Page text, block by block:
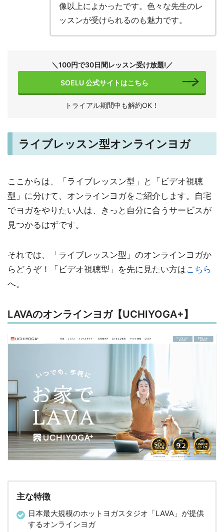
像以上によかったです。色々な先生のレ
ッスンが受けられるのも魅力です。
＼100円で30日間レッスン受け放題!／
SOELU 公式サイトはこちら
トライアル期間中も解約OK！
ライブレッスン型オンラインヨガ
ここからは、「ライブレッスン型」と「ビデオ視聴
型」に分けて、オンラインヨガをご紹介します。自宅
でヨガをやりたい人は、きっと自分に合うサービスが
見つかるはずです。
それでは、「ライブレッスン型」のオンラインヨガか
らどうぞ！「ビデオ視聴型」を先に見たい方はこちら
へ。
LAVAのオンラインヨガ【UCHIYOGA+】
主な特徴
日本最大規模のホットヨガスタジオ「LAVA」が提供
するオンラインヨガ